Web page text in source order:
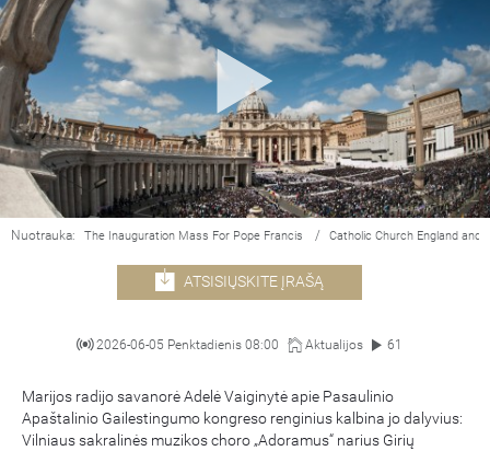
Nuotrauka: The Inauguration Mass For Pope Francis / Catholic Church England and
ATSISIŲSKITE ĮRAŠĄ
2026-06-05 Penktadienis 08:00 Aktualijos 61
Marijos radijo savanorė Adelė Vaiginytė apie Pasaulinio
Apaštalinio Gailestingumo kongreso renginius kalbina jo dalyvius:
Vilniaus sakralinės muzikos choro „Adoramus“ narius Girių